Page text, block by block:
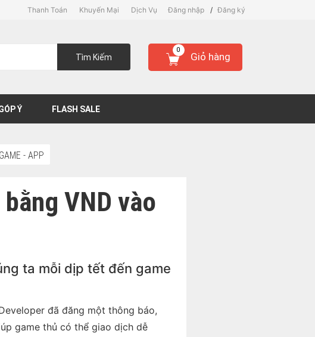
Đăng nhập / Đăng ký
Thanh Toán Khuyến Mại Dịch Vụ
Tìm Kiếm Giỏ hàng
0
Ý FLASH SALE
GAME - APP
VND vào
ta mỗi dịp tết đến game
đã đăng một thông báo,
game thủ có thể giao dịch dễ